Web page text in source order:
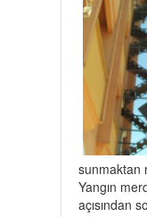
sunmaktan
Yangın
açısından